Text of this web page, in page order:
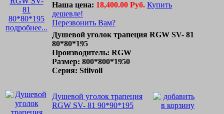
подробнее...
Наша цена: 18,400.00 Руб. Купить
дешевле!
Перезвонить Вам?
Душевой уголок трапеция RGW SV- 81
80*80*195
Производитель: RGW
Размер: 800*800*1950
Серия: Stilvoll
Душевой уголок трапеция
RGW SV- 81 90*90*195